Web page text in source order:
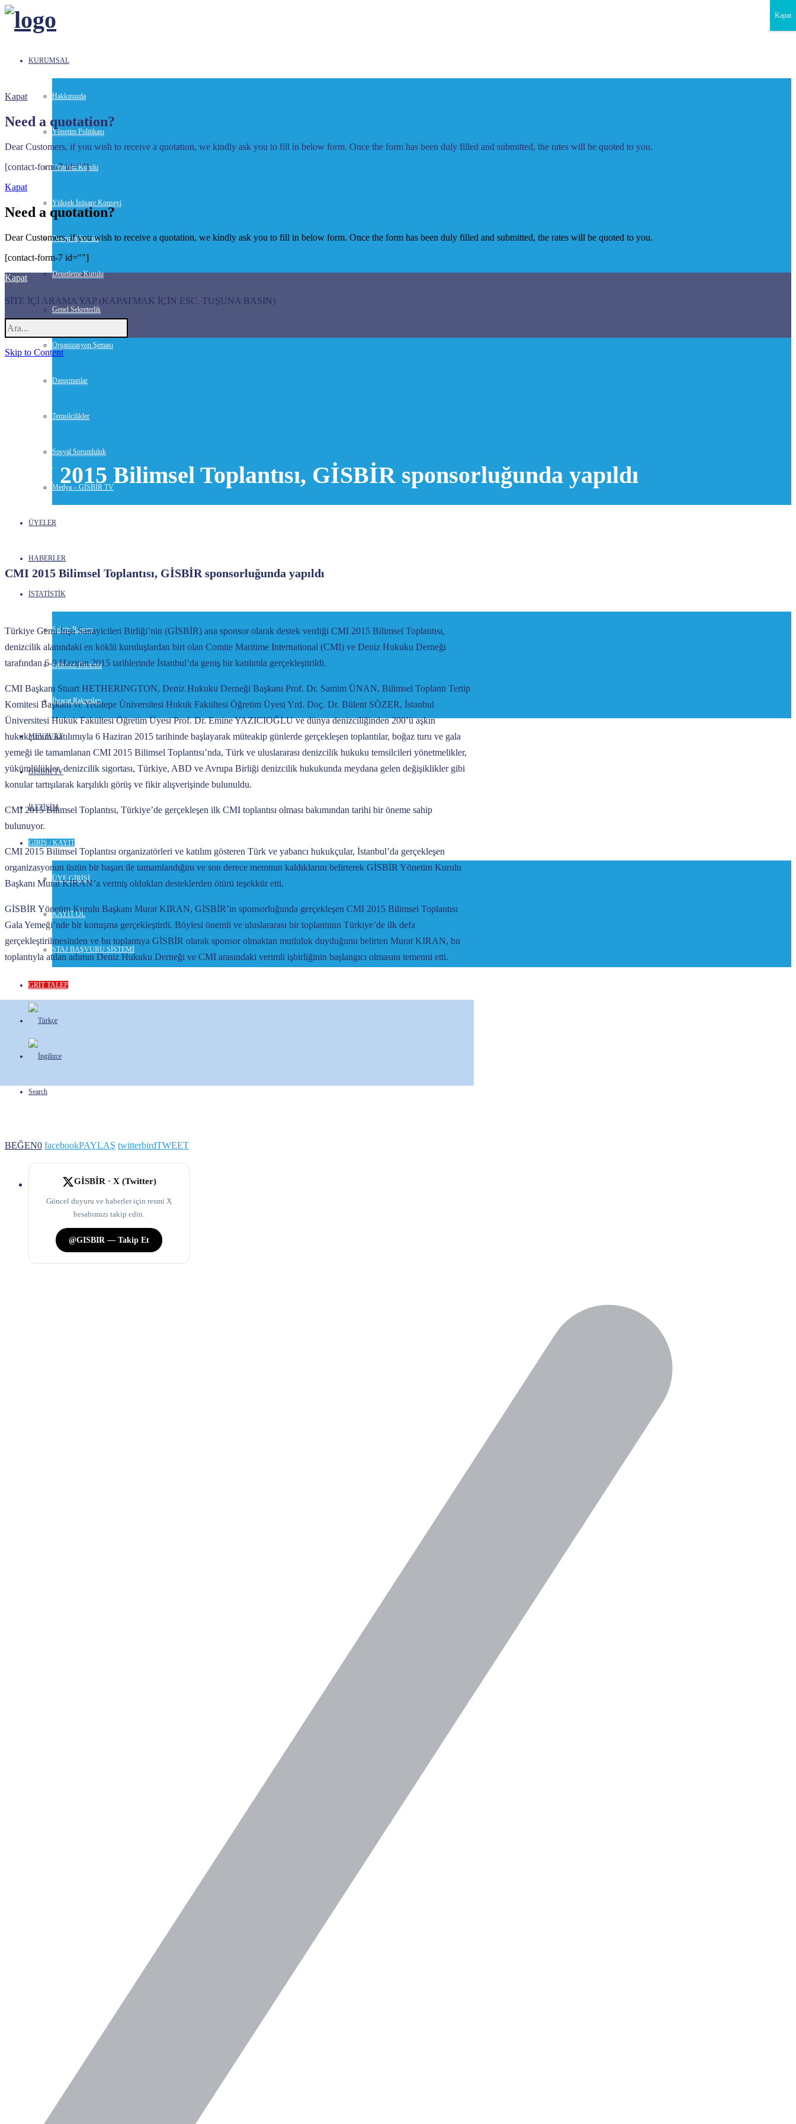
KURUMSAL
Hakkımızda
Yönetim Politikası
Yönetim Kurulu
Yüksek İstişare Konseyi
Danışma Kurulu
Denetleme Kurulu
Genel Sekreterlik
Organizasyon Şeması
Danışmanlar
Temsilcilikler
Sosyal Sorumluluk
Medya – GİSBİR TV
ÜYELER
HABERLER
İSTATİSTİK
Sektör Raporu
İstihdam Durumu
İhracat Rakamları
MEVZUAT
GİSBİR TV
İLETİŞİM
GİRİŞ / KAYIT
ÜYE GİRİŞİ
KAYIT OL
STAJ BAŞVURU SİSTEMİ
GRİT TALEP
Search
Kapat
Need a quotation?
Dear Customers, if you wish to receive a quotation, we kindly ask you to fill in below form. Once the form has been duly filled and submitted, the rates will be quoted to you.
[contact-form-7 id=""]
Kapat
Need a quotation?
Dear Customers, if you wish to receive a quotation, we kindly ask you to fill in below form. Once the form has been duly filled and submitted, the rates will be quoted to you.
[contact-form-7 id=""]
Kapat
SİTE İÇİ ARAMA YAP (KAPATMAK İÇİN ESC. TUŞUNA BASIN)
Skip to Content
CMI 2015 Bilimsel Toplantısı, GİSBİR sponsorluğunda yapıldı
CMI 2015 Bilimsel Toplantısı, GİSBİR sponsorluğunda yapıldı
Türkiye Gemi İnşa Sanayicileri Birliği’nin (GİSBİR) ana sponsor olarak destek verdiği CMI 2015 Bilimsel Toplantısı,
denizcilik alanındaki en köklü kuruluşlardan biri olan Comite Maritime International (CMI) ve Deniz Hukuku Derneği
tarafından 6-9 Haziran 2015 tarihlerinde İstanbul’da geniş bir katılımla gerçekleştirildi.
CMI Başkanı Stuart HETHERINGTON, Deniz Hukuku Derneği Başkanı Prof. Dr. Samim ÜNAN, Bilimsel Toplantı Tertip
Komitesi Başkanı ve Yeditepe Üniversitesi Hukuk Fakültesi Öğretim Üyesi Yrd. Doç. Dr. Bülent SÖZER, İstanbul
Üniversitesi Hukuk Fakültesi Öğretim Üyesi Prof. Dr. Emine YAZICIOĞLU ve dünya denizciliğinden 200’ü aşkın
hukukçunun katılımıyla 6 Haziran 2015 tarihinde başlayarak müteakip günlerde gerçekleşen toplantılar, boğaz turu ve gala
yemeği ile tamamlanan CMI 2015 Bilimsel Toplantısı’nda, Türk ve uluslararası denizcilik hukuku temsilcileri yönetmelikler,
yükümlülükler, denizcilik sigortası, Türkiye, ABD ve Avrupa Birliği denizcilik hukukunda meydana gelen değişiklikler gibi
konular tartışılarak karşılıklı görüş ve fikir alışverişinde bulunuldu.
CMI 2015 Bilimsel Toplantısı, Türkiye’de gerçekleşen ilk CMI toplantısı olması bakımından tarihi bir öneme sahip
bulunuyor.
CMI 2015 Bilimsel Toplantısı organizatörleri ve katılım gösteren Türk ve yabancı hukukçular, İstanbul’da gerçekleşen
organizasyonun üstün bir başarı ile tamamlandığını ve son derece memnun kaldıklarını belirterek GİSBİR Yönetim Kurulu
Başkanı Murat KIRAN’a vermiş oldukları desteklerden ötürü teşekkür etti.
GİSBİR Yönetim Kurulu Başkanı Murat KIRAN, GİSBİR’in sponsorluğunda gerçekleşen CMI 2015 Bilimsel Toplantısı
Gala Yemeği’nde bir konuşma gerçekleştirdi. Böylesi önemli ve uluslararası bir toplantının Türkiye’de ilk defa
gerçekleştirilmesinden ve bu toplantıya GİSBİR olarak sponsor olmaktan mutluluk duyduğunu belirten Murat KIRAN, bu
toplantıyla atılan adımın Deniz Hukuku Derneği ve CMI arasındaki verimli işbirliğinin başlangıcı olmasını temenni etti.
BEĞEN0 facebookPAYLAŞ twitterbirdTWEET
GİSBİR · X (Twitter)
Güncel duyuru ve haberler için resmi X
hesabımızı takip edin.
@GISBIR — Takip Et
Kapat